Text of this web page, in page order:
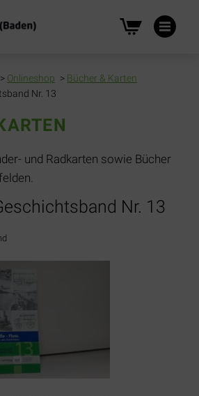
Onlineshop
Bücher & Karten
Nr. 13
und Radkarten sowie Bücher
Nr. 13